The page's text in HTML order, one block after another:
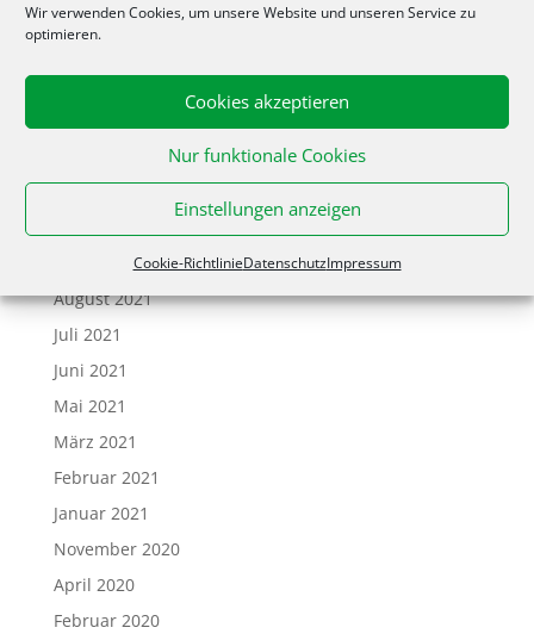
Wir verwenden Cookies, um unsere Website und unseren Service zu
optimieren.
Cookies akzeptieren
Nur funktionale Cookies
Einstellungen anzeigen
Cookie-RichtlinieDatenschutzImpressum
April 2022
Dezember 2021
November 2021
September 2021
August 2021
Juli 2021
Juni 2021
Mai 2021
März 2021
Februar 2021
Januar 2021
November 2020
April 2020
Februar 2020